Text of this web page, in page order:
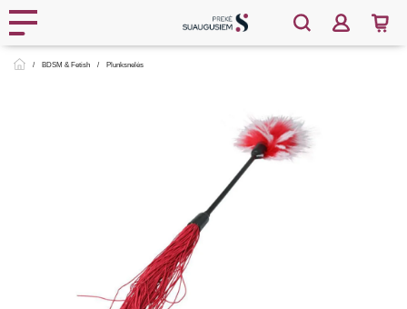
BDSM & Fetish Plunksnelės